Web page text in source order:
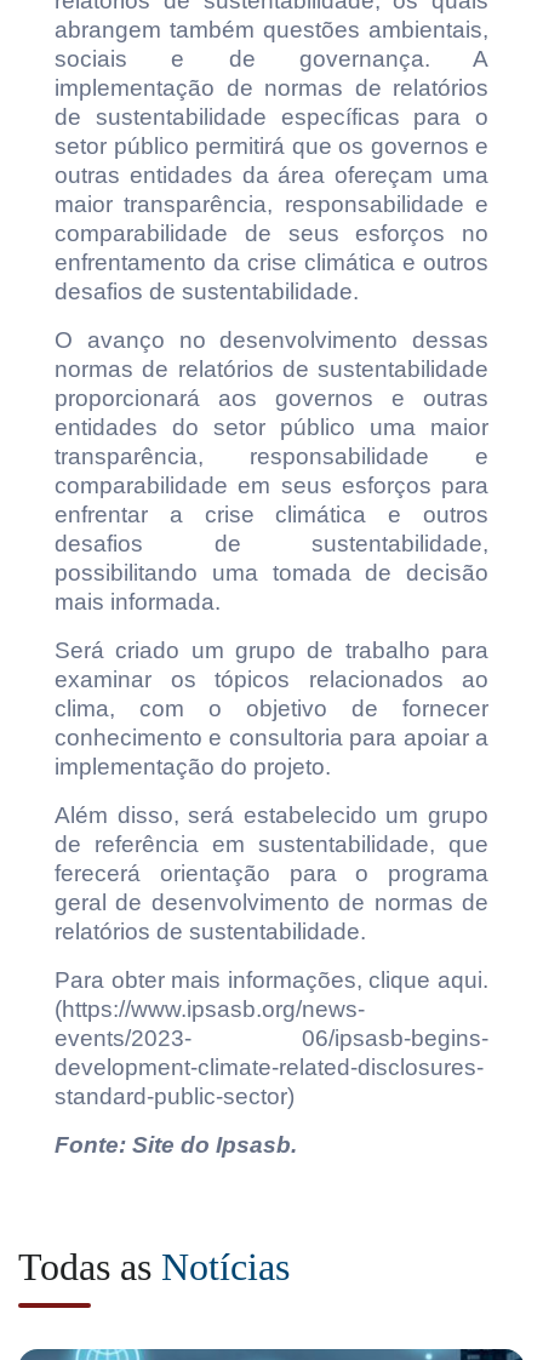
abrangem também questões ambientais,
sociais e de governança. A
implementação de normas de relatórios
de sustentabilidade específicas para o
setor público permitirá que os governos e
outras entidades da área ofereçam uma
maior transparência, responsabilidade e
comparabilidade de seus esforços no
enfrentamento da crise climática e outros
desafios de sustentabilidade.
O avanço no desenvolvimento dessas
normas de relatórios de sustentabilidade
proporcionará aos governos e outras
entidades do setor público uma maior
transparência, responsabilidade e
comparabilidade em seus esforços para
enfrentar a crise climática e outros
desafios de sustentabilidade,
possibilitando uma tomada de decisão
mais informada.
Será criado um grupo de trabalho para
examinar os tópicos relacionados ao
clima, com o objetivo de fornecer
conhecimento e consultoria para apoiar a
implementação do projeto.
Além disso, será estabelecido um grupo
de referência em sustentabilidade, que
ferecerá orientação para o programa
geral de desenvolvimento de normas de
relatórios de sustentabilidade.
Para obter mais informações, clique aqui.
(https://www.ipsasb.org/news-
events/2023- 06/ipsasb-begins-
development-climate-related-disclosures-
standard-public-sector)
Fonte: Site do Ipsasb.
Todas as Notícias